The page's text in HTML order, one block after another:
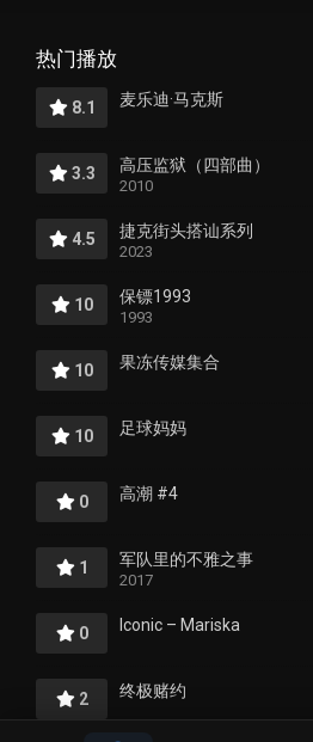
热门播放
8.1 麦乐迪·马克斯
3.3 高压监狱（四部曲）
2010
4.5 捷克街头搭讪系列
2023
10 保镖1993
1993
10 果冻传媒集合
10 足球妈妈
0 高潮 #4
1 军队里的不雅之事
2017
0 Iconic – Mariska
2 终极赌约